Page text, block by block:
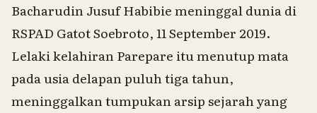
Bacharudin Jusuf Habibie meninggal dunia di
RSPAD Gatot Soebroto, 11 September 2019.
Lelaki kelahiran Parepare itu menutup mata
pada usia delapan puluh tiga tahun,
meninggalkan tumpukan arsip sejarah yang